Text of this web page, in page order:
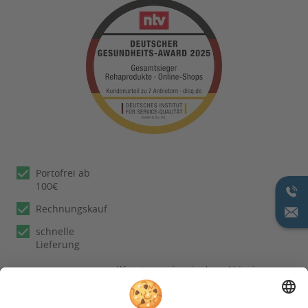
Portofrei ab
100€
Rechnungskauf
schnelle
Lieferung
Wir nutzen reviews.io als unabhängigen
Dienstleister für die Einholung von
Bewertungen. Erfahren Sie mehr unter
unserenInformationen zu